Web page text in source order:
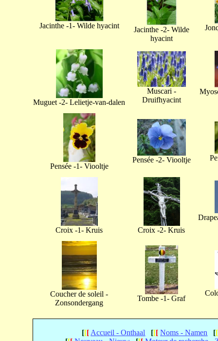
Jacinthe -1- Wilde hyacint
Jacinthe -2- Wilde
hyacint
Muguet -2- Lelietje-van-dalen
Muscari -
Druifhyacint
Pensée -1- Viooltje
Pensée -2- Viooltje
Croix -1- Kruis Croix -2- Kruis
Coucher de soleil -
Zonsondergang
Tombe -1- Graf
[[[ Accueil - Onthaal [[[ Noms - Namen [[